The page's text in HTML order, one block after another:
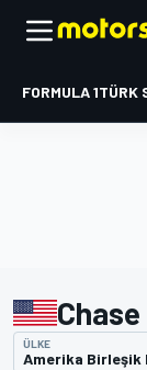
FORMULA 1TÜRK
ÜLKE
Amerika Birleşik